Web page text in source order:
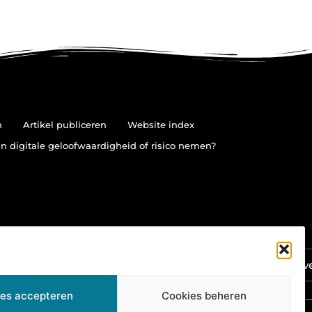
accepteren Cookies beheren
Ga Naar
Artikel publiceren
Website index
digitale geloofwaardigheid of risico nemen?